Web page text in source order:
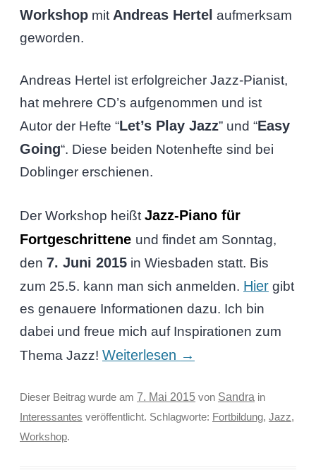
Workshopmit Andreas Hertel aufmerksam
geworden.
Andreas Hertel ist erfolgreicher Jazz-Pianist,
hat mehrere CD’s aufgenommen und ist
Autor der Hefte “Let’s Play Jazz” und “Easy
Going“. Diese beiden Notenhefte sind bei
Doblinger erschienen.
Der Workshop heißt Jazz-Piano für
Fortgeschrittene und findet am Sonntag,
den 7. Juni 2015in Wiesbaden statt. Bis
zum 25.5. kann man sich anmelden. Hiergibt
es genauere Informationen dazu. Ich bin
dabei und freue mich auf Inspirationen zum
Thema Jazz! Weiterlesen →
Dieser Beitrag wurde am 7. Mai 2015von Sandra in
Interessantes veröffentlicht. Schlagworte: Fortbildung, Jazz,
Workshop.